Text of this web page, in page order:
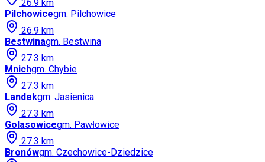
26.9 km
Pilchowicegm. Pilchowice
26.9 km
Bestwinagm. Bestwina
27.3 km
Mnichgm. Chybie
27.3 km
Landekgm. Jasienica
27.3 km
Golasowicegm. Pawłowice
27.3 km
Bronówgm. Czechowice-Dziedzice